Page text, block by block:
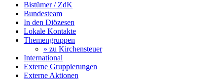
Bistümer / ZdK
Bundesteam
In den Diözesen
Lokale Kontakte
Themengruppen
» zu Kirchensteuer
International
Externe Gruppierungen
Externe Aktionen